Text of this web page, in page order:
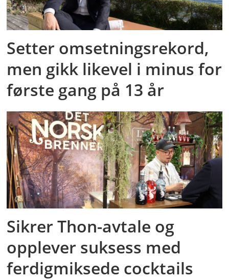
Setter omsetningsrekord,
men gikk likevel i minus for
første gang på 13 år
Sikrer Thon-avtale og
opplever suksess med
ferdigmiksede cocktails